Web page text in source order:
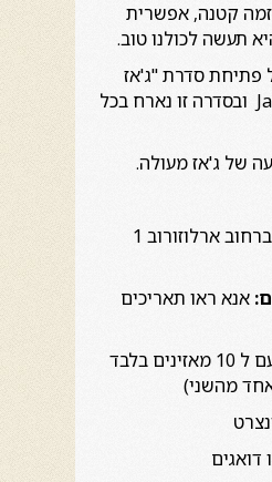
קטנה, אפשרית
תעשה לכולנו טוב.
פתיחת סדרת "ג'אז
כיס" או Jazz & Kiss ובסדרה זו נארח בכל
של ג'אז מעולה.
בדירתנו ברחוב ארלוזורוב 1
אנא ראו תאריכים
כל פעם ל 10 מאזינים בלבד
דואגים